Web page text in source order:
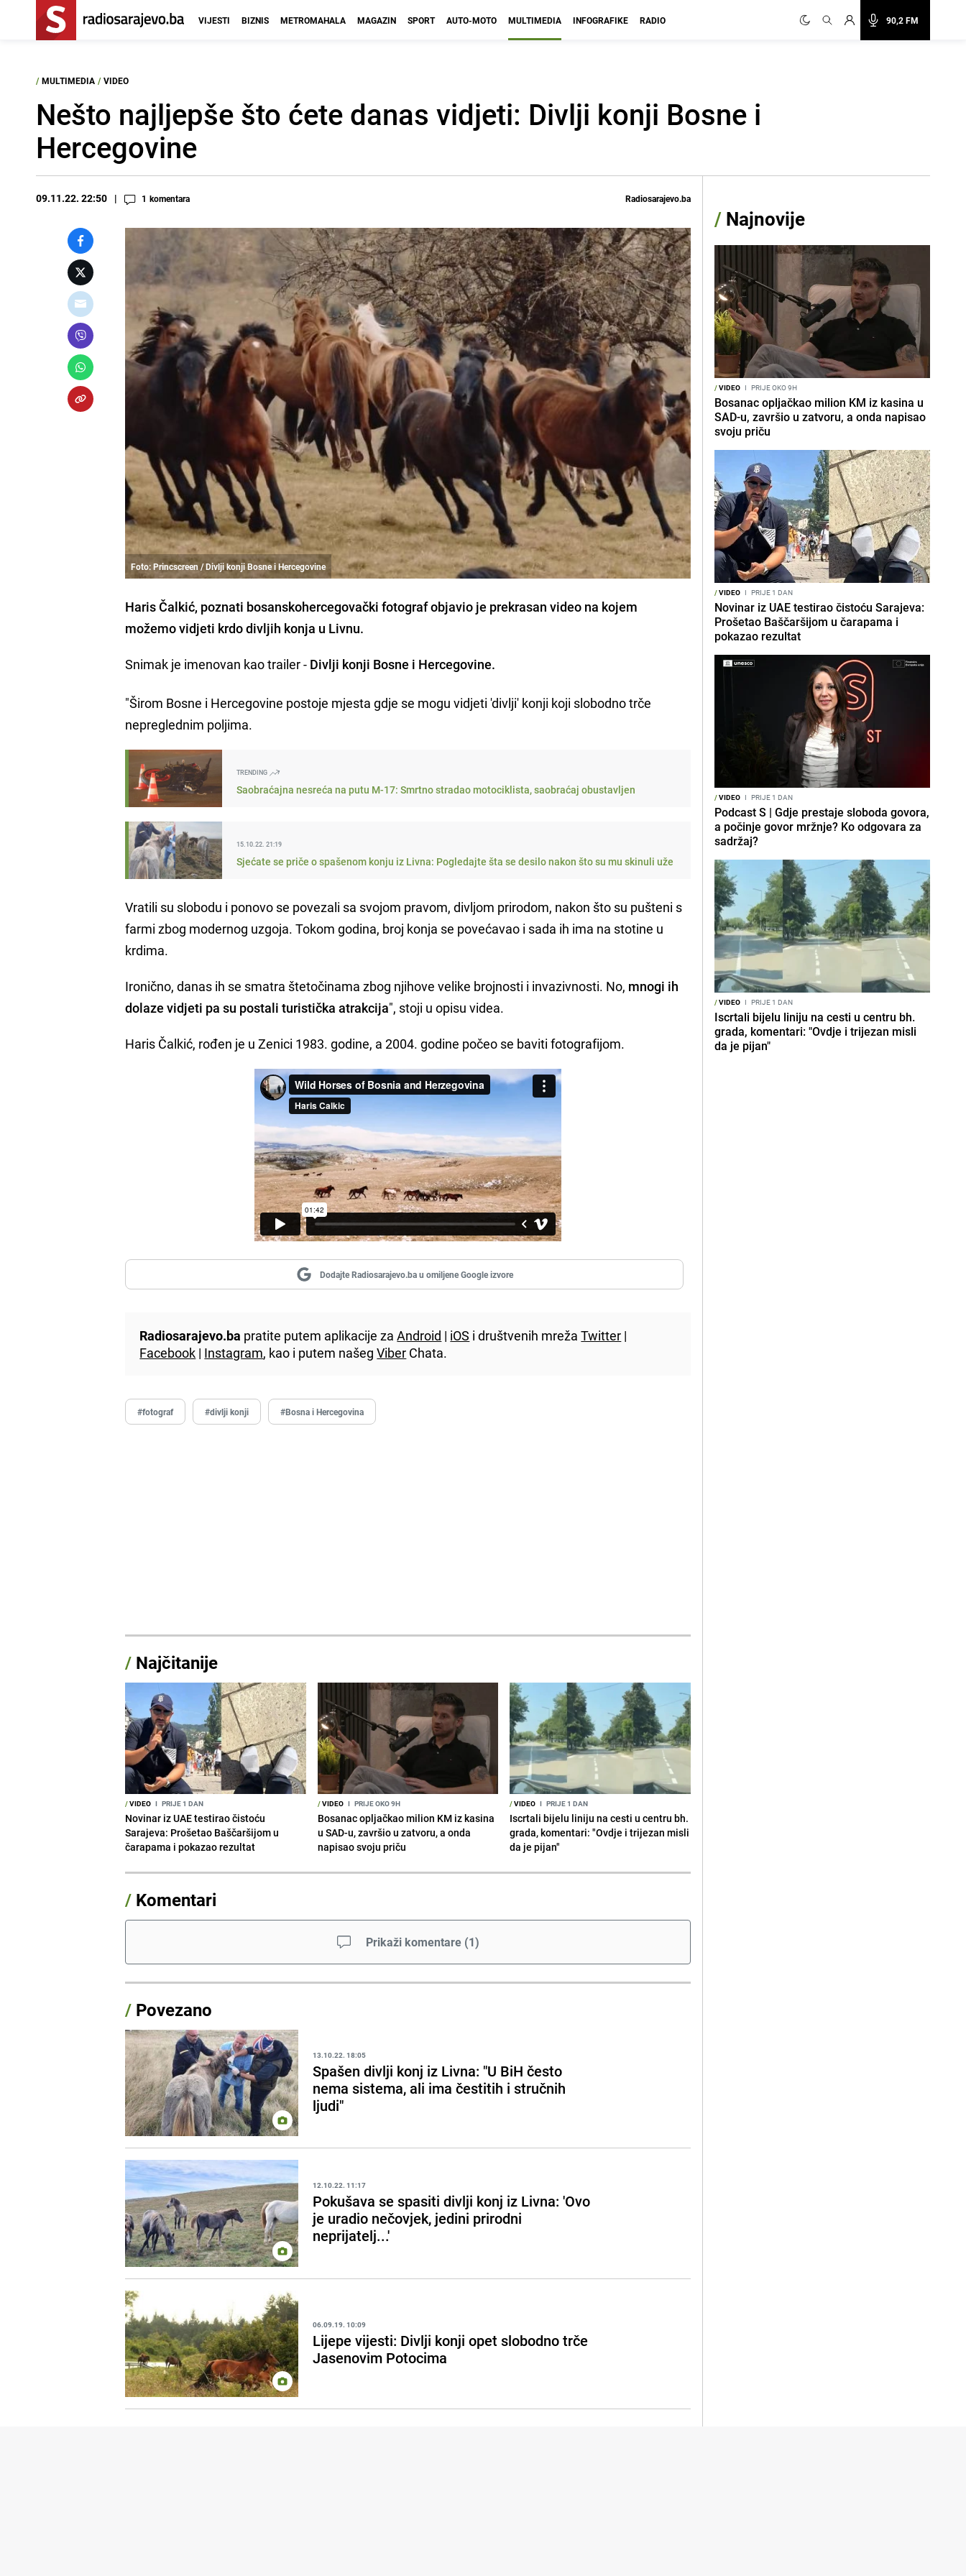
90,2 FM
VIJESTI BIZNIS METROMAHALA MAGAZIN SPORT AUTO-MOTO MULTIMEDIA INFOGRAFIKE RADIO
/ MULTIMEDIA / VIDEO
Nešto najljepše što ćete danas vidjeti: Divlji konji Bosne i
Hercegovine
09.11.22. 22:50 1 komentara Radiosarajevo.ba
Foto: Princscreen / Divlji konji Bosne i Hercegovine
Haris Čalkić, poznati bosanskohercegovački fotograf objavio je prekrasan video na kojem
možemo vidjeti krdo divljih konja u Livnu.
Snimak je imenovan kao trailer - Divlji konji Bosne i Hercegovine.
"Širom Bosne i Hercegovine postoje mjesta gdje se mogu vidjeti 'divlji' konji koji slobodno trče
nepreglednim poljima.
TRENDING
Saobraćajna nesreća na putu M-17: Smrtno stradao motociklista, saobraćaj obustavljen
15.10.22. 21:19
Sjećate se priče o spašenom konju iz Livna: Pogledajte šta se desilo nakon što su mu skinuli uže
Vratili su slobodu i ponovo se povezali sa svojom pravom, divljom prirodom, nakon što su pušteni s
farmi zbog modernog uzgoja. Tokom godina, broj konja se povećavao i sada ih ima na stotine u
krdima.
Ironično, danas ih se smatra štetočinama zbog njihove velike brojnosti i invazivnosti. No, mnogi ih
dolaze vidjeti pa su postali turistička atrakcija", stoji u opisu videa.
Haris Čalkić, rođen je u Zenici 1983. godine, a 2004. godine počeo se baviti fotografijom.
Dodajte Radiosarajevo.ba u omiljene Google izvore
Radiosarajevo.ba pratite putem aplikacije zaAndroid | iOS i društvenih mrežaTwitter |
Facebook | Instagram, kao i putem našegViber Chata.
#fotograf #divlji konji #Bosna i Hercegovina
/ Najčitanije
/VIDEO I PRIJE 1 DAN
Novinar iz UAE testirao čistoću
Sarajeva: Prošetao Baščaršijom u
čarapama i pokazao rezultat
/VIDEO I PRIJE OKO 9H
Bosanac opljačkao milion KM iz kasina
u SAD-u, završio u zatvoru, a onda
napisao svoju priču
/VIDEO I PRIJE 1 DAN
Iscrtali bijelu liniju na cesti u centru bh.
grada, komentari: "Ovdje i trijezan misli
da je pijan"
/ Komentari
Prikaži komentare (1)
/ Povezano
13.10.22. 18:05
Spašen divlji konj iz Livna: "U BiH često
nema sistema, ali ima čestitih i stručnih
ljudi"
12.10.22. 11:17
Pokušava se spasiti divlji konj iz Livna: 'Ovo
je uradio nečovjek, jedini prirodni
neprijatelj...'
06.09.19. 10:09
Lijepe vijesti: Divlji konji opet slobodno trče
Jasenovim Potocima
/ Najnovije
/VIDEO I PRIJE OKO 9H
Bosanac opljačkao milion KM iz kasina u
SAD-u, završio u zatvoru, a onda napisao
svoju priču
/VIDEO I PRIJE 1 DAN
Novinar iz UAE testirao čistoću Sarajeva:
Prošetao Baščaršijom u čarapama i
pokazao rezultat
/VIDEO I PRIJE 1 DAN
Podcast S | Gdje prestaje sloboda govora,
a počinje govor mržnje? Ko odgovara za
sadržaj?
/VIDEO I PRIJE 1 DAN
Iscrtali bijelu liniju na cesti u centru bh.
grada, komentari: "Ovdje i trijezan misli
da je pijan"